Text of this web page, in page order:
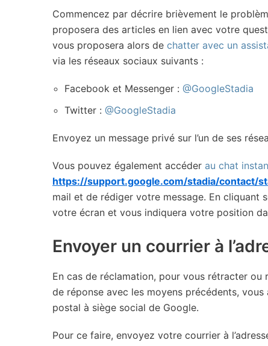
Commencez par décrire brièvement le
proposera des articles en lien avec votre
vous proposera alors de chatter avec un
via les réseaux sociaux suivants :
Facebook et Messenger : @GoogleStadia
Twitter : @GoogleStadia
Envoyez un message privé sur l’un de ses
Vous pouvez également accéder au chat
https://support.google.com/stadia/contact/
mail et de rédiger votre message. En cliquant
votre écran et vous indiquera votre position
Envoyer un courrier à
En cas de réclamation, pour vous rétracter
de réponse avec les moyens précédents,
postal à siège social de Google.
Pour ce faire, envoyez votre courrier à